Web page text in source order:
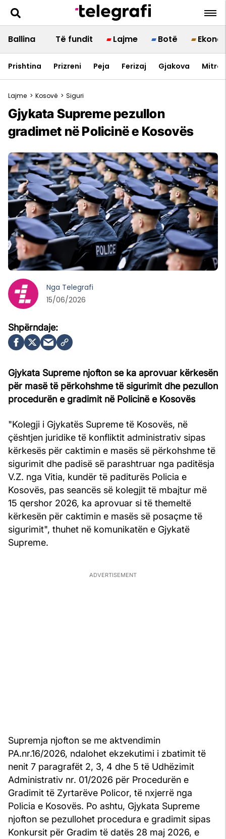
Ballina Të fundit Lajme Botë
Prishtina Prizreni Peja Ferizaj Gjakova
Lajme > Kosovë > Siguri
Gjykata Supreme pezullon
gradimet në Policinë e Kosovës
Gjykata Supreme njofton se ka aprovuar kërkesën
për masë të përkohshme të sigurimit dhe pezullon
procedurën e gradimit në Policinë e Kosovës
"Kolegji i Gjykatës Supreme të Kosovës, në
çështjen juridike të konfliktit administrativ sipas
kërkesës për caktimin e masës së përkohshme të
sigurimit dhe padisë së parashtruar nga paditësja
V.Z. nga Vitia, kundër të paditurës Policia e
Kosovës, pas seancës së kolegjit të mbajtur më
15 qershor 2026, ka aprovuar si të themeltë
kërkesën për caktimin e masës së posaçme të
sigurimit", thuhet në komunikatën e Gjykatë
Supreme.
Supremja njofton se me aktvendimin
PA.nr.16/2026, ndalohet ekzekutimi i zbatimit të
nenit 7 paragrafët 2, 3, 4 dhe 5 të Udhëzimit
Administrativ nr. 01/2026 për Procedurën e
Gradimit të Zyrtarëve Policor, të nxjerrë nga
Policia e Kosovës. Po ashtu, Gjykata Supreme
njofton se pezullohet procedura e gradimit sipas
Konkursit për Gradim të datës 28 maj 2026, e
Nga Telegrafi
15/06/2026